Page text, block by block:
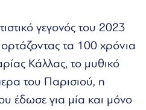
γεγονός του 2023
τα 100 χρόνια
Κάλλας, το μυθικό
του Παρισιού, η
έδωσε για μία και μόνο